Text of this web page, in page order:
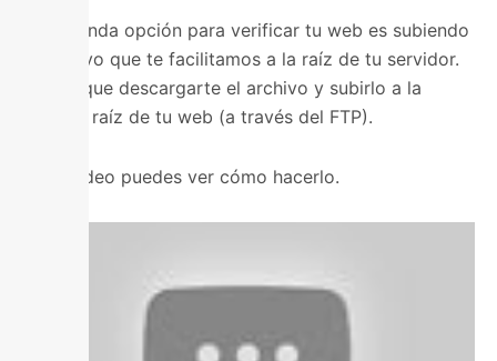
La segunda opción para verificar tu web es subiendo
el archivo que te facilitamos a la raíz de tu servidor.
Tienes que descargarte el archivo y subirlo a la
carpeta raíz de tu web (a través del FTP).
En el vídeo puedes ver cómo hacerlo.